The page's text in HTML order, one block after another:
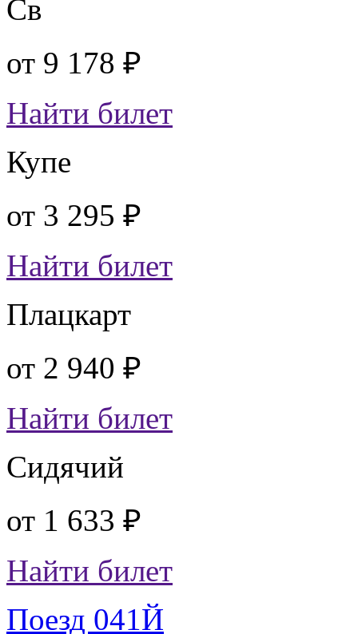
Св
от 9 178 ₽
Найти билет
Купе
от 3 295 ₽
Найти билет
Плацкарт
от 2 940 ₽
Найти билет
Сидячий
от 1 633 ₽
Найти билет
Поезд 041Й